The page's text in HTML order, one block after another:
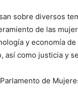
sobre diversos
de las
y economía
así como justicia y
de